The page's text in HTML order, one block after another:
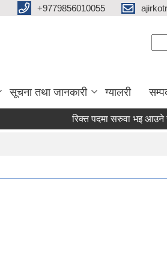
+9779856010055
सूचना तथा जानकारी ग्यालरी
रिक्त पदमा सरुवा भइ आउने